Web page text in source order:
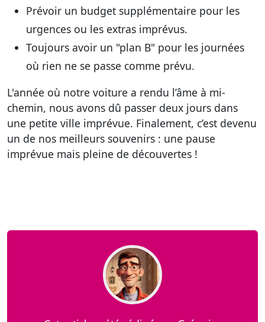
Prévoir un budget supplémentaire pour les
urgences ou les extras imprévus.
Toujours avoir un "plan B" pour les journées
où rien ne se passe comme prévu.
L'année où notre voiture a rendu l’âme à mi-
chemin, nous avons dû passer deux jours dans
une petite ville imprévue. Finalement, c’est devenu
un de nos meilleurs souvenirs : une pause
imprévue mais pleine de découvertes !